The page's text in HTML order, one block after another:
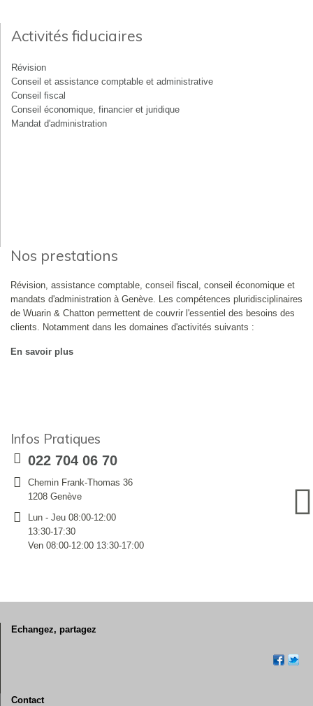
Activités fiduciaires
Révision
Conseil et assistance comptable et administrative
Conseil fiscal
Conseil économique, financier et juridique
Mandat d'administration
Nos prestations
Révision, assistance comptable, conseil fiscal, conseil économique et
mandats d'administration à Genève. Les compétences pluridisciplinaires
de Wuarin & Chatton permettent de couvrir l'essentiel des besoins des
clients. Notamment dans les domaines d'activités suivants :
En savoir plus
Infos Pratiques
022 704 06 70
Chemin Frank-Thomas 36
1208 Genève
Lun - Jeu 08:00-12:00
13:30-17:30
Ven 08:00-12:00 13:30-17:00
Echangez, partagez
Contact